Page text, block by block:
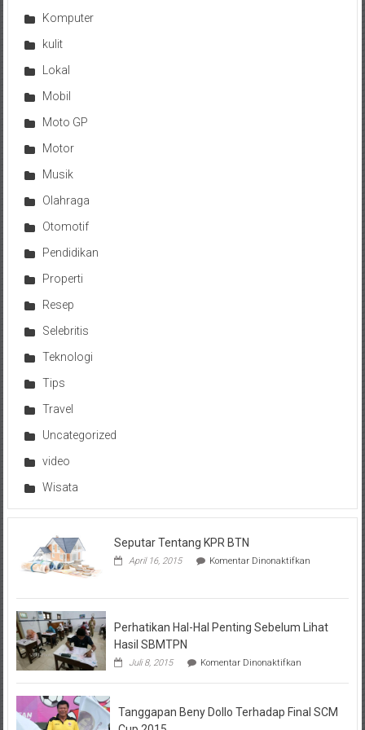
Komputer
kulit
Lokal
Mobil
Moto GP
Motor
Musik
Olahraga
Otomotif
Pendidikan
Properti
Resep
Selebritis
Teknologi
Tips
Travel
Uncategorized
video
Wisata
Seputar Tentang KPR BTN
April 16, 2015 Komentar Dinonaktifkanpada
KPR
Perhatikan Hal-Hal Penting Sebelum Lihat
Hasil SBMTPN
Juli 8, 2015 Komentar Dinonaktifkanpada
Hal-
Penting
Tanggapan Beny Dollo Terhadap Final SCM